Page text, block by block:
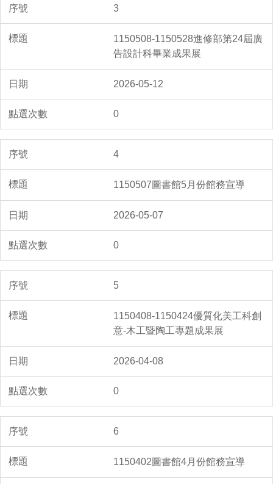
3
1150508-1150528進修部第24屆廣
告設計科畢業成果展
2026-05-12
0
4
1150507圖書館5月份館務宣導
2026-05-07
0
5
1150408-1150424優質化美工科創
意-木工暨陶工專題成果展
2026-04-08
0
6
1150402圖書館4月份館務宣導